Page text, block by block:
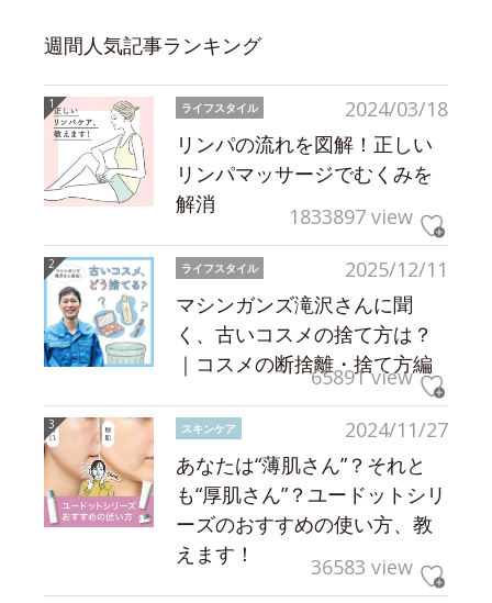
週間人気記事ランキング
2024/03/18
ライフスタイル
リンパの流れを図解！正しい
リンパマッサージでむくみを
解消
1833897 view
2025/12/11
ライフスタイル
マシンガンズ滝沢さんに聞
く、古いコスメの捨て方は？
｜コスメの断捨離・捨て方編
65891 view
2024/11/27
スキンケア
あなたは“薄肌さん”？それと
も“厚肌さん”？ユードットシリ
ーズのおすすめの使い方、教
えます！
36583 view